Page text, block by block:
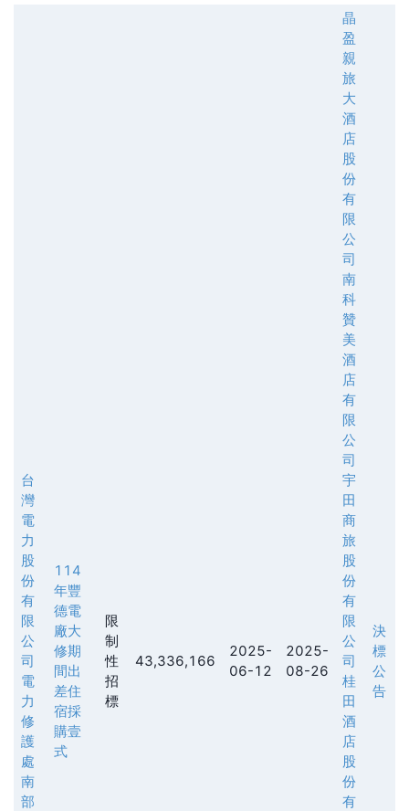
台
灣
電
力
股
份
有
限
公
司
電
力
修
護
處
南
部
114
年豐
德電
廠大
修期
間出
差住
宿採
購壹
式
限
制
性
招
標
43,336,166
2025-
06-12
2025-
08-26
晶
盈
親
旅
大
酒
店
股
份
有
限
公
司
南
科
贊
美
酒
店
有
限
公
司
宇
田
商
旅
股
份
有
限
公
司
桂
田
酒
店
股
份
有
決
標
公
告